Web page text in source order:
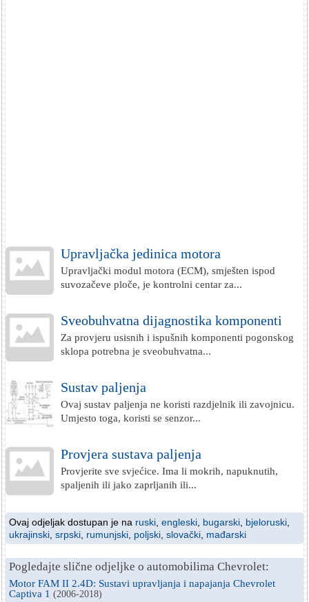
Upravljačka jedinica motora
Upravljački modul motora (ECM), smješten ispod
suvozačeve ploče, je kontrolni centar za...
Sveobuhvatna dijagnostika komponenti
Za provjeru usisnih i ispušnih komponenti pogonskog
sklopa potrebna je sveobuhvatna...
Sustav paljenja
Ovaj sustav paljenja ne koristi razdjelnik ili zavojnicu.
Umjesto toga, koristi se senzor...
Provjera sustava paljenja
Provjerite sve svjećice. Ima li mokrih, napuknutih,
spaljenih ili jako zaprljanih ili...
Ovaj odjeljak dostupan je na ruski engleski bugarski bjeloruski
ukrajinski srpski rumunjski poljski slovački mađarski
Pogledajte slične odjeljke o automobilima Chevrolet:
Motor FAM II 2.4D: Sustavi upravljanja i napajanja Chevrolet
Captiva 1 (2006-2018)